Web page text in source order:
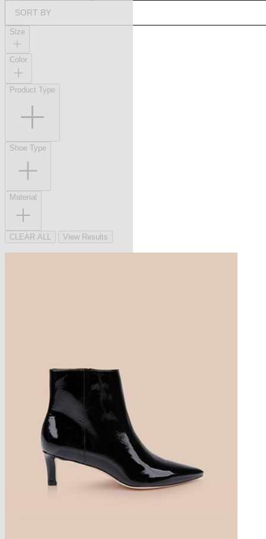
SORT BY
Size
Color
Product Type
Shoe Type
Material
CLEAR ALL View Results